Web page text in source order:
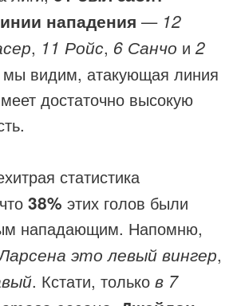
нападения — 12
, 11 Ройс, 6 Санчо и2
мы видим, атакующая линия
достаточно высокую
статистика
38% этих голов были
нападающим. Напомню,
это левый вингер,
. Кстати, тольков 7